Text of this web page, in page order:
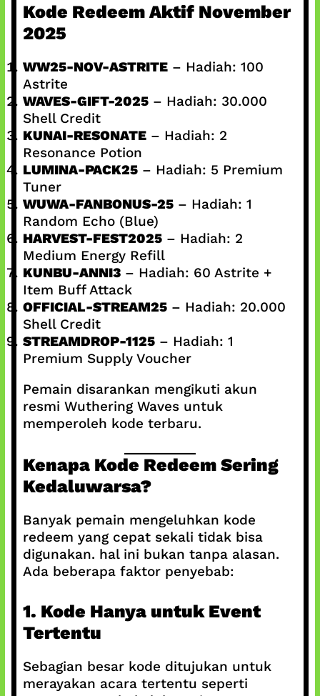
Kode Redeem Aktif November
2025
WW25-NOV-ASTRITE– Hadiah: 100
Astrite
WAVES-GIFT-2025– Hadiah: 30.000
Shell Credit
KUNAI-RESONATE– Hadiah: 2
Resonance Potion
LUMINA-PACK25– Hadiah: 5 Premium
Tuner
WUWA-FANBONUS-25– Hadiah: 1
Random Echo (Blue)
HARVEST-FEST2025– Hadiah: 2
Medium Energy Refill
KUNBU-ANNI3– Hadiah: 60 Astrite +
Item Buff Attack
OFFICIAL-STREAM25– Hadiah: 20.000
Shell Credit
STREAMDROP-1125– Hadiah: 1
Premium Supply Voucher
Pemain disarankan mengikuti akun
resmi Wuthering Waves untuk
memperoleh kode terbaru.
Kenapa Kode Redeem Sering
Kedaluwarsa?
Banyak pemain mengeluhkan kode
redeem yang cepat sekali tidak bisa
digunakan. hal ini bukan tanpa alasan.
Ada beberapa faktor penyebab:
1. Kode Hanya untuk Event
Tertentu
Sebagian besar kode ditujukan untuk
merayakan acara tertentu seperti